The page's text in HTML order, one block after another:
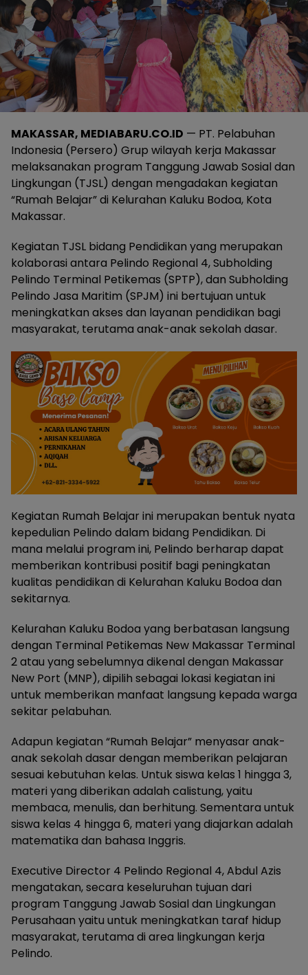
MAKASSAR, MEDIABARU.CO.ID — PT. Pelabuhan
Indonesia (Persero) Grup wilayah kerja Makassar
melaksanakan program Tanggung Jawab Sosial dan
Lingkungan (TJSL) dengan mengadakan kegiatan
“Rumah Belajar” di Kelurahan Kaluku Bodoa, Kota
Makassar.
Kegiatan TJSL bidang Pendidikan yang merupakan
kolaborasi antara Pelindo Regional 4, Subholding
Pelindo Terminal Petikemas (SPTP), dan Subholding
Pelindo Jasa Maritim (SPJM) ini bertujuan untuk
meningkatkan akses dan layanan pendidikan bagi
masyarakat, terutama anak-anak sekolah dasar.
Kegiatan Rumah Belajar ini merupakan bentuk nyata
kepedulian Pelindo dalam bidang Pendidikan. Di
mana melalui program ini, Pelindo berharap dapat
memberikan kontribusi positif bagi peningkatan
kualitas pendidikan di Kelurahan Kaluku Bodoa dan
sekitarnya.
Kelurahan Kaluku Bodoa yang berbatasan langsung
dengan Terminal Petikemas New Makassar Terminal
2 atau yang sebelumnya dikenal dengan Makassar
New Port (MNP), dipilih sebagai lokasi kegiatan ini
untuk memberikan manfaat langsung kepada warga
sekitar pelabuhan.
Adapun kegiatan “Rumah Belajar” menyasar anak-
anak sekolah dasar dengan memberikan pelajaran
sesuai kebutuhan kelas. Untuk siswa kelas 1 hingga 3,
materi yang diberikan adalah calistung, yaitu
membaca, menulis, dan berhitung. Sementara untuk
siswa kelas 4 hingga 6, materi yang diajarkan adalah
matematika dan bahasa Inggris.
Executive Director 4 Pelindo Regional 4, Abdul Azis
mengatakan, secara keseluruhan tujuan dari
program Tanggung Jawab Sosial dan Lingkungan
Perusahaan yaitu untuk meningkatkan taraf hidup
masyarakat, terutama di area lingkungan kerja
Pelindo.